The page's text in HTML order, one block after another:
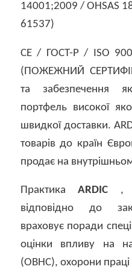
14001;2009 / OHSAS
61537)
CE / ГОСТ-Р / ISO
(ПОЖЕЖНИЙ
та забезпечення
портфель високої
швидкої доставки.
товарів до країн
продає на
ПрактикаARDIC ,
відповідно до
враховує поради
оцінки впливу на
(ОВНС), охорони праці